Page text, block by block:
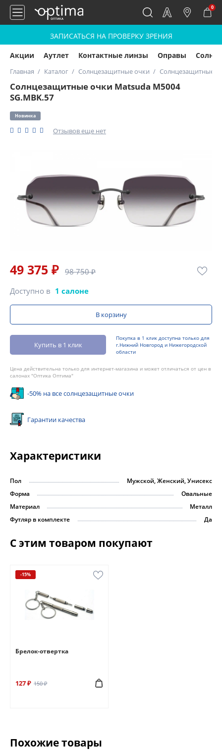
0
ЗАПИСАТЬСЯ НА ПРОВЕРКУ ЗРЕНИЯ
Акции Аутлет Контактные линзы Оправы
Главная Каталог Солнцезащитные очки Солнцезащитные
Солнцезащитные очки Matsuda M5004
SG.MBK.57
Новинка
Отзывов еще нет
49 375 ₽ 98 750 ₽
Доступно в 1 салоне
В корзину
Купить в 1 клик
Покупка в 1 клик доступна только для
г.Нижний Новгород и Нижегородской
области
Цена действительна только для интернет-магазина и может отличаться от цен в
салонах "Оптика Оптима"
-50% на все солнцезащитные очки
Гарантии качества
Характеристики
Пол
Мужской, Женский, Унисекс
Форма
Овальные
Материал
Металл
Футляр в комплекте
Да
С этим товаром покупают
-15%
Брелок-отвертка
127 ₽ 150 ₽
Похожие товары